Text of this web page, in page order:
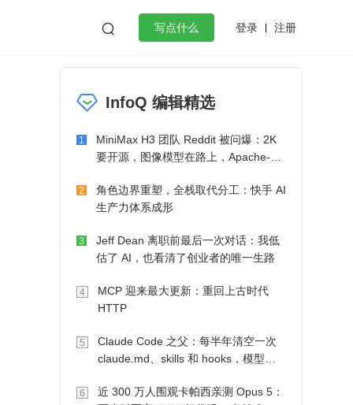
 写点什么 登录 注册
微服务架构 flutter
InfoQ 编辑精选
1
MiniMax H3 团队 Reddit 被问爆：2K
要开源，图像模型在路上，Apache-2.0
2
角色边界重塑，全栈取代分工：快手 AI
生产力体系成形
3
Jeff Dean 离职前最后一次对话：我低
估了 AI，也看清了创业者的唯一生路
4
MCP 迎来最大更新：重回上古时代
HTTP
5
Claude Code 之父：每半年清空一次
claude.md、skills 和 hooks，模型自
6
近 300 万人围观卡帕西亲测 Opus 5：